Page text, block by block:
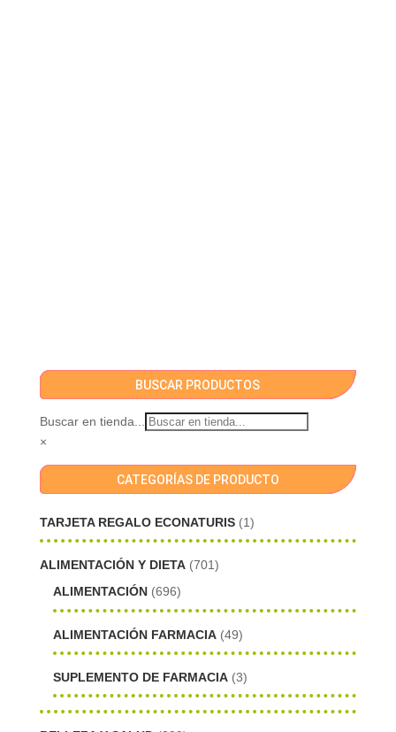
BUSCAR PRODUCTOS
Buscar en tienda...
×
CATEGORÍAS DE PRODUCTO
TARJETA REGALO ECONATURIS (1)
ALIMENTACIÓN Y DIETA (701)
ALIMENTACIÓN (696)
ALIMENTACIÓN FARMACIA (49)
SUPLEMENTO DE FARMACIA (3)